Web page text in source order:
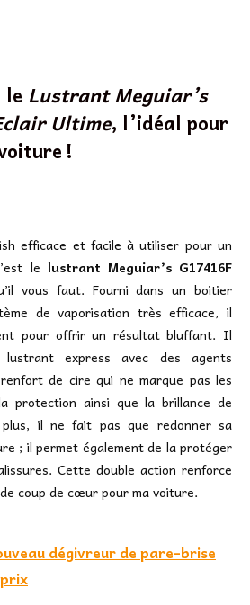
le Lustrant Meguiar’s
Ultime, l’idéal pour
!
efficace et facile à utiliser pour un
le lustrant Meguiar’s G17416F
vous faut. Fourni dans un boitier
de vaporisation très efficace, il
pour offrir un résultat bluffant. Il
lustrant express avec des agents
de cire qui ne marque pas les
protection ainsi que la brillance de
il ne fait pas que redonner sa
; il permet également de la protéger
Cette double action renforce
coup de cœur pour ma voiture.
dégivreur de pare-brise